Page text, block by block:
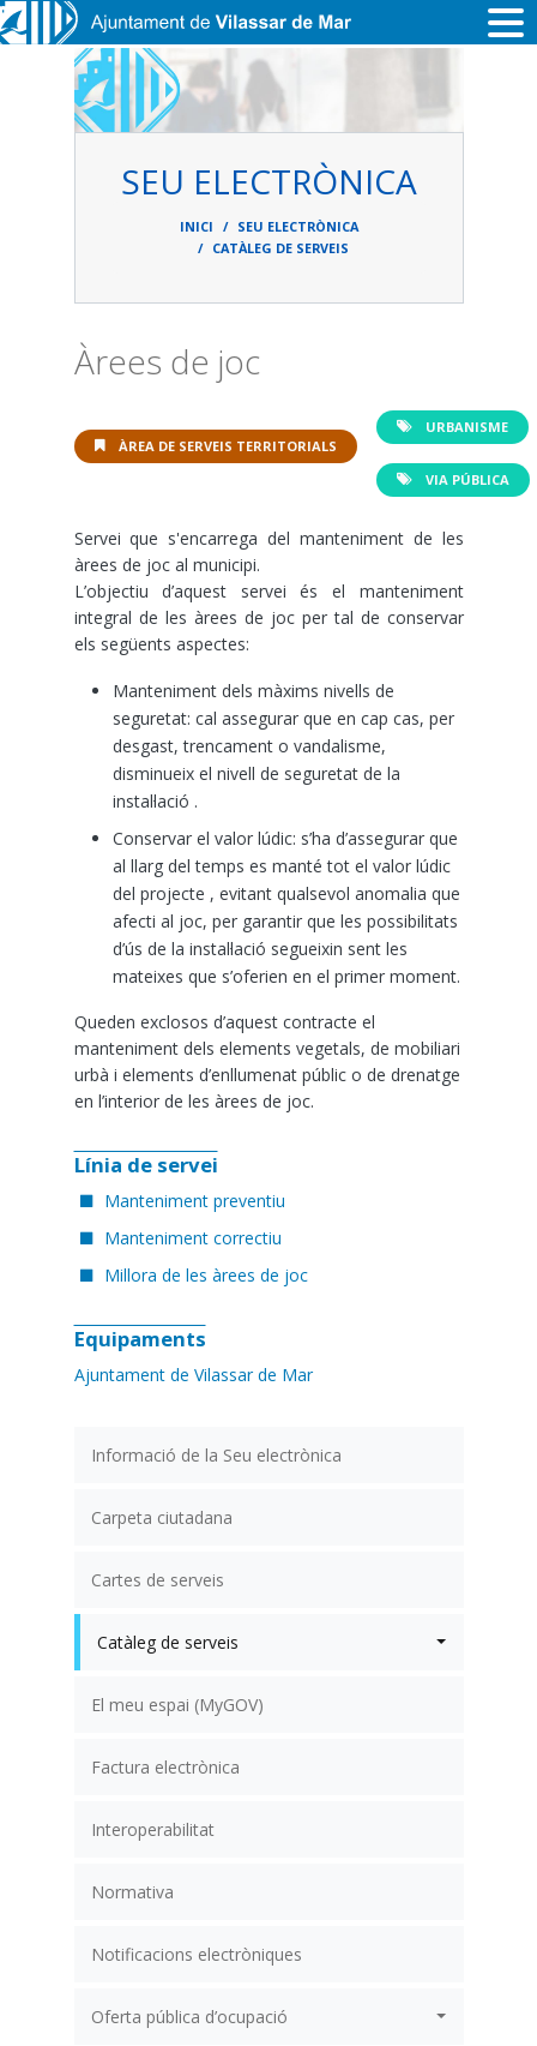
Vés al contingut
SEU ELECTRÒNICA
d'ariadna
INICI
SEU ELECTRÒNICA
CATÀLEG DE SERVEIS
Informació de la Seu electrònica
Carpeta ciutadana
Cartes de serveis
Catàleg de serveis
El meu espai (MyGOV)
Factura electrònica
Interoperabilitat
Normativa
Notificacions electròniques
Oferta pública d’ocupació
Àrees de joc
ÀREA DE SERVEIS TERRITORIALS
URBANISME
VIA PÚBLICA
Servei que s'encarrega del manteniment de les
àrees de joc al municipi.
L’objectiu d’aquest servei és el manteniment
integral de les àrees de joc per tal de conservar
els següents aspectes:
Manteniment dels màxims nivells de
seguretat: cal assegurar que en cap cas, per
desgast, trencament o vandalisme,
disminueix el nivell de seguretat de la
instal·lació .
Conservar el valor lúdic: s’ha d’assegurar que
al llarg del temps es manté tot el valor lúdic
del projecte , evitant qualsevol anomalia que
afecti al joc, per garantir que les possibilitats
d’ús de la instal·lació segueixin sent les
mateixes que s’oferien en el primer moment.
Queden exclosos d’aquest contracte el
manteniment dels elements vegetals, de mobiliari
urbà i elements d’enllumenat públic o de drenatge
en l’interior de les àrees de joc.
Línia de servei
Manteniment preventiu
Manteniment correctiu
Millora de les àrees de joc
Equipaments
Ajuntament de Vilassar de Mar